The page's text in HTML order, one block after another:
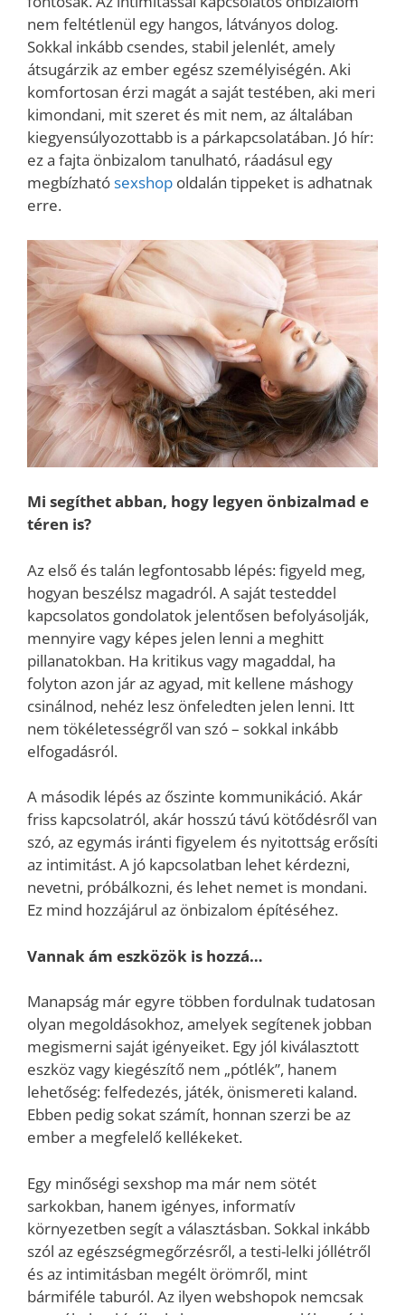
nem feltétlenül egy hangos, látványos dolog.
Sokkal inkább csendes, stabil jelenlét, amely
átsugárzik az ember egész személyiségén. Aki
komfortosan érzi magát a saját testében, aki meri
kimondani, mit szeret és mit nem, az általában
kiegyensúlyozottabb is a párkapcsolatában. Jó hír:
ez a fajta önbizalom tanulható, ráadásul egy
megbízhatósexshop oldalán tippeket is adhatnak
erre.
Mi segíthet abban, hogy legyen önbizalmad e
téren is?
Az első és talán legfontosabb lépés: figyeld meg,
hogyan beszélsz magadról. A saját testeddel
kapcsolatos gondolatok jelentősen befolyásolják,
mennyire vagy képes jelen lenni a meghitt
pillanatokban. Ha kritikus vagy magaddal, ha
folyton azon jár az agyad, mit kellene máshogy
csinálnod, nehéz lesz önfeledten jelen lenni. Itt
nem tökéletességről van szó – sokkal inkább
elfogadásról.
A második lépés az őszinte kommunikáció. Akár
friss kapcsolatról, akár hosszú távú kötődésről van
szó, az egymás iránti figyelem és nyitottság erősíti
az intimitást. A jó kapcsolatban lehet kérdezni,
nevetni, próbálkozni, és lehet nemet is mondani.
Ez mind hozzájárul az önbizalom építéséhez.
Vannak ám eszközök is hozzá…
Manapság már egyre többen fordulnak tudatosan
olyan megoldásokhoz, amelyek segítenek jobban
megismerni saját igényeiket. Egy jól kiválasztott
eszköz vagy kiegészítő nem „pótlék”, hanem
lehetőség: felfedezés, játék, önismereti kaland.
Ebben pedig sokat számít, honnan szerzi be az
ember a megfelelő kellékeket.
Egy minőségi sexshop ma már nem sötét
sarkokban, hanem igényes, informatív
környezetben segít a választásban. Sokkal inkább
szól az egészségmegőrzésről, a testi-lelki jóllétről
és az intimitásban megélt örömről, mint
bármiféle taburól. Az ilyen webshopok nemcsak